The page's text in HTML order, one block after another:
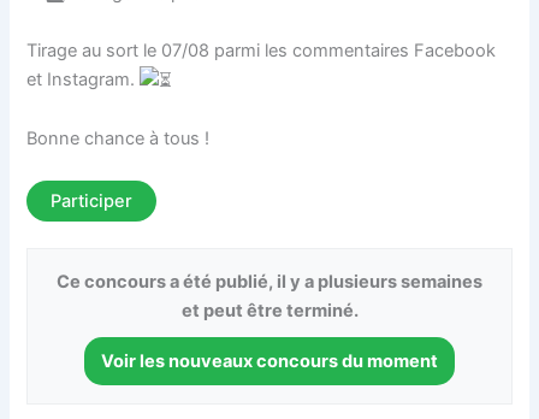
Tirage au sort le 07/08 parmi les commentaires Facebook
et Instagram.
Bonne chance à tous !
Participer
Ce concours a été publié, il y a plusieurs semaines
et peut être terminé.
Voir les nouveaux concours du moment